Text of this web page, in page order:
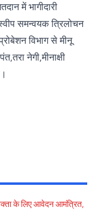
में भागीदारी
समन्वयक त्रिलोचन
विभाग से मीनू
नेगी,मीनाक्षी
के लिए आवेदन आमंत्रित,